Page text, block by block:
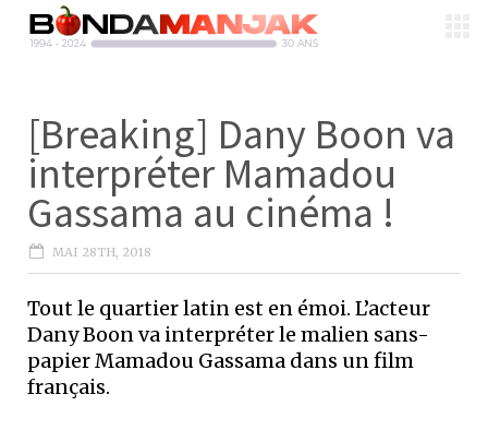
[Breaking] Dany Boon va
interpréter Mamadou
Gassama au cinéma !
MAI 28TH, 2018
Tout le quartier latin est en émoi. L’acteur
Dany Boon va interpréter le malien sans-
papier Mamadou Gassama dans un film
français.